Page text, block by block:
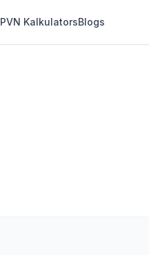
PVN KalkulatorsBlogs